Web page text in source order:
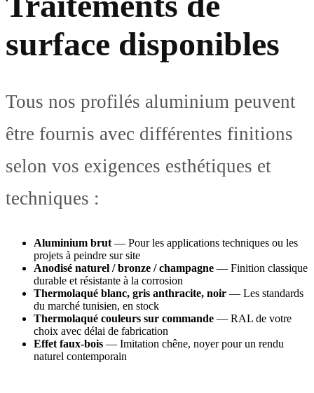
surface disponibles
Tous nos profilés aluminium peuvent
être fournis avec différentes finitions
selon vos exigences esthétiques et
techniques :
Aluminium brut — Pour les applications techniques ou les
projets à peindre sur site
Anodisé naturel / bronze / champagne — Finition classique
durable et résistante à la corrosion
Thermolaqué blanc, gris anthracite, noir — Les standards
du marché tunisien, en stock
Thermolaqué couleurs sur commande — RAL de votre
choix avec délai de fabrication
Effet faux-bois — Imitation chêne, noyer pour un rendu
naturel contemporain